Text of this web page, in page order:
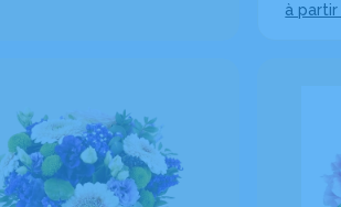
à